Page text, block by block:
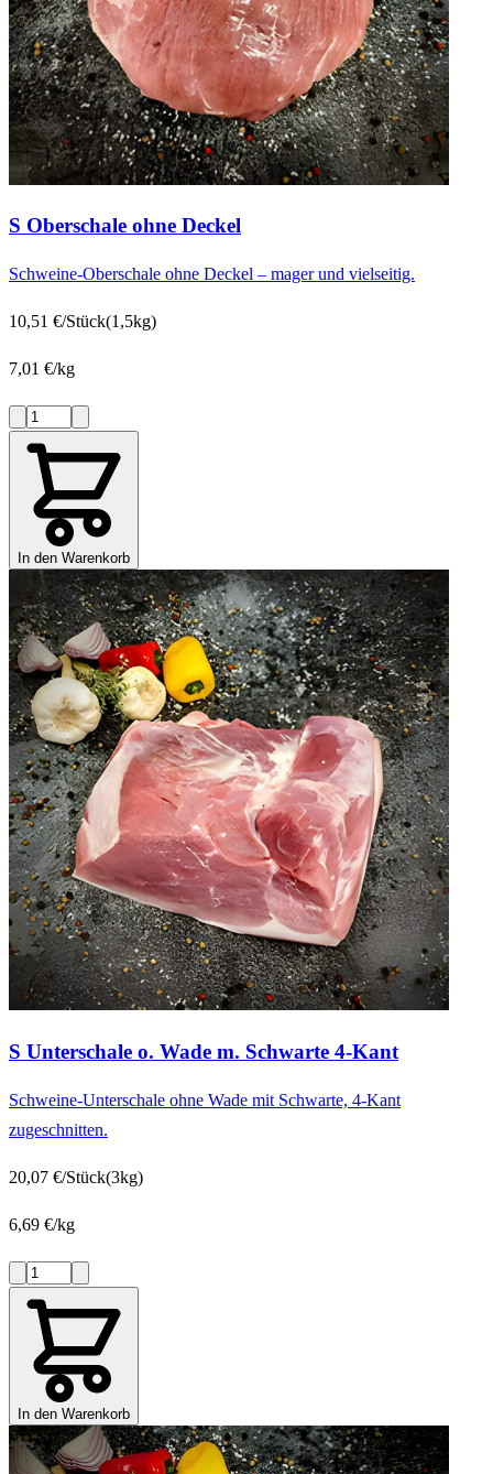
S Oberschale ohne Deckel
Schweine-Oberschale ohne Deckel – mager und vielseitig.
10,51 €/Stück(1,5kg)
7,01 €/kg
In den Warenkorb
S Unterschale o. Wade m. Schwarte 4-Kant
Schweine-Unterschale ohne Wade mit Schwarte, 4-Kant
zugeschnitten.
20,07 €/Stück(3kg)
6,69 €/kg
In den Warenkorb